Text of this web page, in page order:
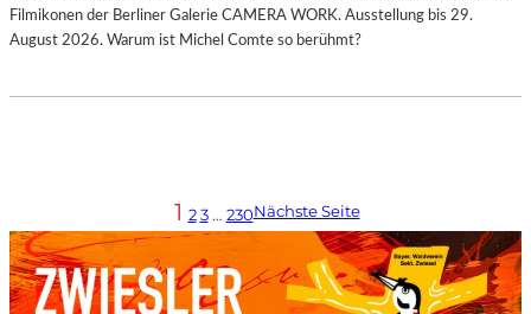
Filmikonen der Berliner Galerie CAMERA WORK. Ausstellung bis 29.
August 2026. Warum ist Michel Comte so berühmt?
1 2 3 … 230Nächste Seite